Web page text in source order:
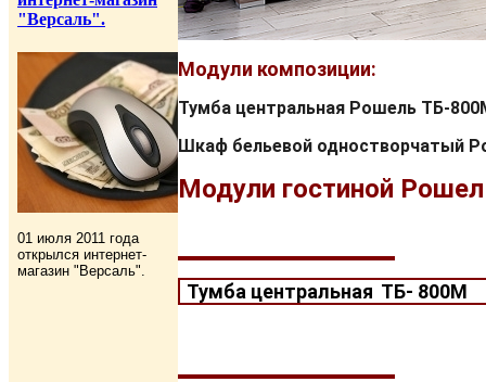
"Версаль".
01 июля 2011 года
открылся интернет-
магазин "Версаль".
Модули композиции:
Тумба центральная Рошель ТБ-
Шкаф бельевой одностворчатый
Модули гостиной
Тумба центральная ТБ- 800М